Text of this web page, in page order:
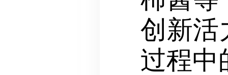
创新活
过程中